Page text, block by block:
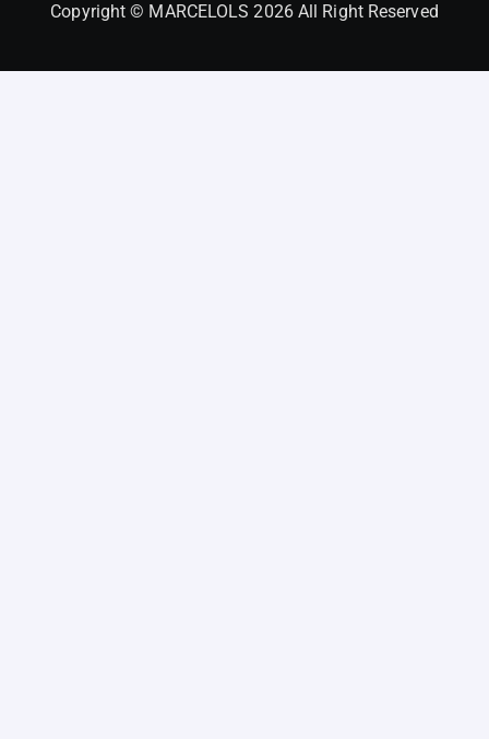
Copyright © MARCELOLS 2026 All Right Reserved